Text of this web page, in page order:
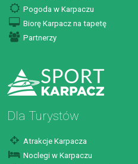
Pogoda w Karpaczu
Biorę Karpacz na tapetę
Partnerzy
Dla Turystów
Atrakcje Karpacza
Noclegi w Karpaczu